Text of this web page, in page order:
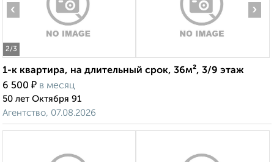
2/3
‹ ›
1-к квартира, на длительный срок, 36м², 3/9 этаж
6 500 ₽ в месяц
50 лет Октября 91
Агентство, 07.08.2026